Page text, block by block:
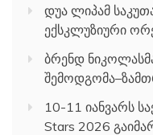
დუა ლიპამ
ექსკლუზიური
ბრენდ
10-11 იანვარს
Stars 2026